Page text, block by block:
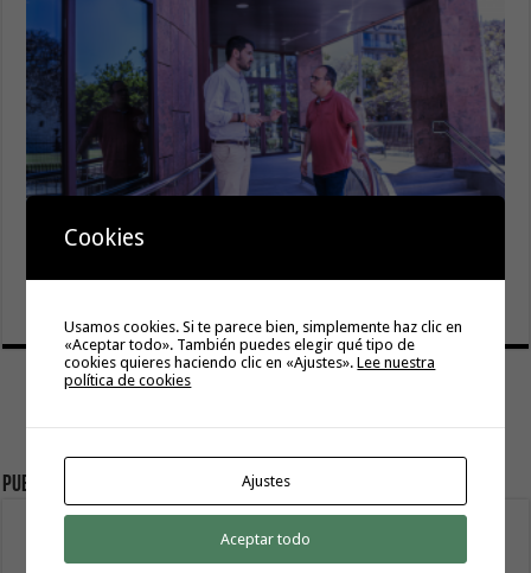
Iniciativa por La Gomera (IxLG) celebra el respaldo del
Cabildo a su propuesta para proteger el talento frente a
Publicidad
Cookies
Usamos cookies. Si te parece bien, simplemente haz clic en
«Aceptar todo». También puedes elegir qué tipo de
cookies quieres haciendo clic en «Ajustes».Lee nuestra
política de cookies
Ajustes
Aceptar todo